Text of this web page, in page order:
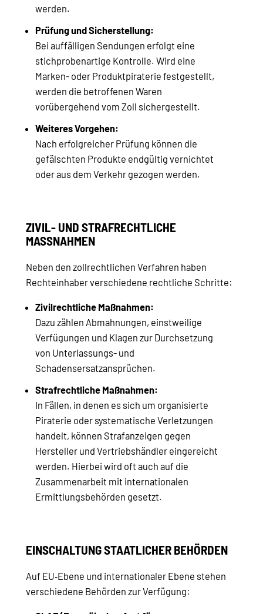
werden.
Prüfung und Sicherstellung:
Bei auffälligen Sendungen erfolgt eine
stichprobenartige Kontrolle. Wird eine
Marken- oder Produktpiraterie festgestellt,
werden die betroffenen Waren
vorübergehend vom Zoll sichergestellt.
Weiteres Vorgehen:
Nach erfolgreicher Prüfung können die
gefälschten Produkte endgültig vernichtet
oder aus dem Verkehr gezogen werden.
ZIVIL- UND STRAFRECHTLICHE
MASSNAHMEN
Neben den zollrechtlichen Verfahren haben
Rechteinhaber verschiedene rechtliche Schritte:
Zivilrechtliche Maßnahmen:
Dazu zählen Abmahnungen, einstweilige
Verfügungen und Klagen zur Durchsetzung
von Unterlassungs- und
Schadensersatzansprüchen.
Strafrechtliche Maßnahmen:
In Fällen, in denen es sich um organisierte
Piraterie oder systematische Verletzungen
handelt, können Strafanzeigen gegen
Hersteller und Vertriebshändler eingereicht
werden. Hierbei wird oft auch auf die
Zusammenarbeit mit internationalen
Ermittlungsbehörden gesetzt.
EINSCHALTUNG STAATLICHER BEHÖRDEN
Auf EU‑Ebene und internationaler Ebene stehen
verschiedene Behörden zur Verfügung: